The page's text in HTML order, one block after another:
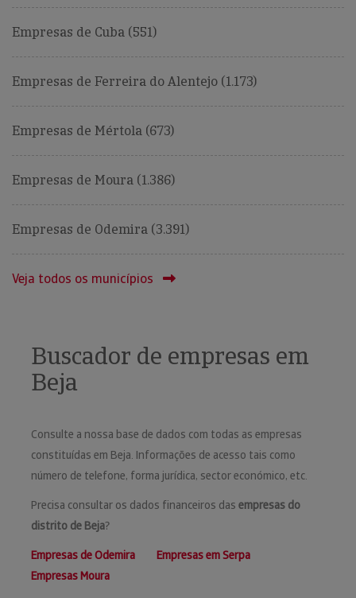
Empresas de Cuba (551)
Empresas de Ferreira do Alentejo (1.173)
Empresas de Mértola (673)
Empresas de Moura (1.386)
Empresas de Odemira (3.391)
Veja todos os municípios
Buscador de empresas em
Beja
Consulte a nossa base de dados com todas as empresas
constituídas em Beja. Informações de acesso tais como
número de telefone, forma jurídica, sector económico, etc.
Precisa consultar os dados financeiros das empresas do
distrito de Beja?
Empresas de Odemira
Empresas em Serpa
Empresas Moura